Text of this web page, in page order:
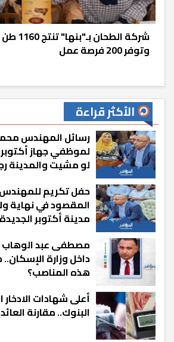
شركة
وتوفر 200 فرصة عمل
الأكثر قراءة
رسائل المهندس
لموظفي جهاز
لو مشيت والمدينة
حفل تكريم
المقصود في نهاية
مدينة أكتوبر الجديدة
مصطفى عبد الوهاب
داخل وزارة
هذه المناصب؟
أعلى شهادات
البنوك.. مقارنة